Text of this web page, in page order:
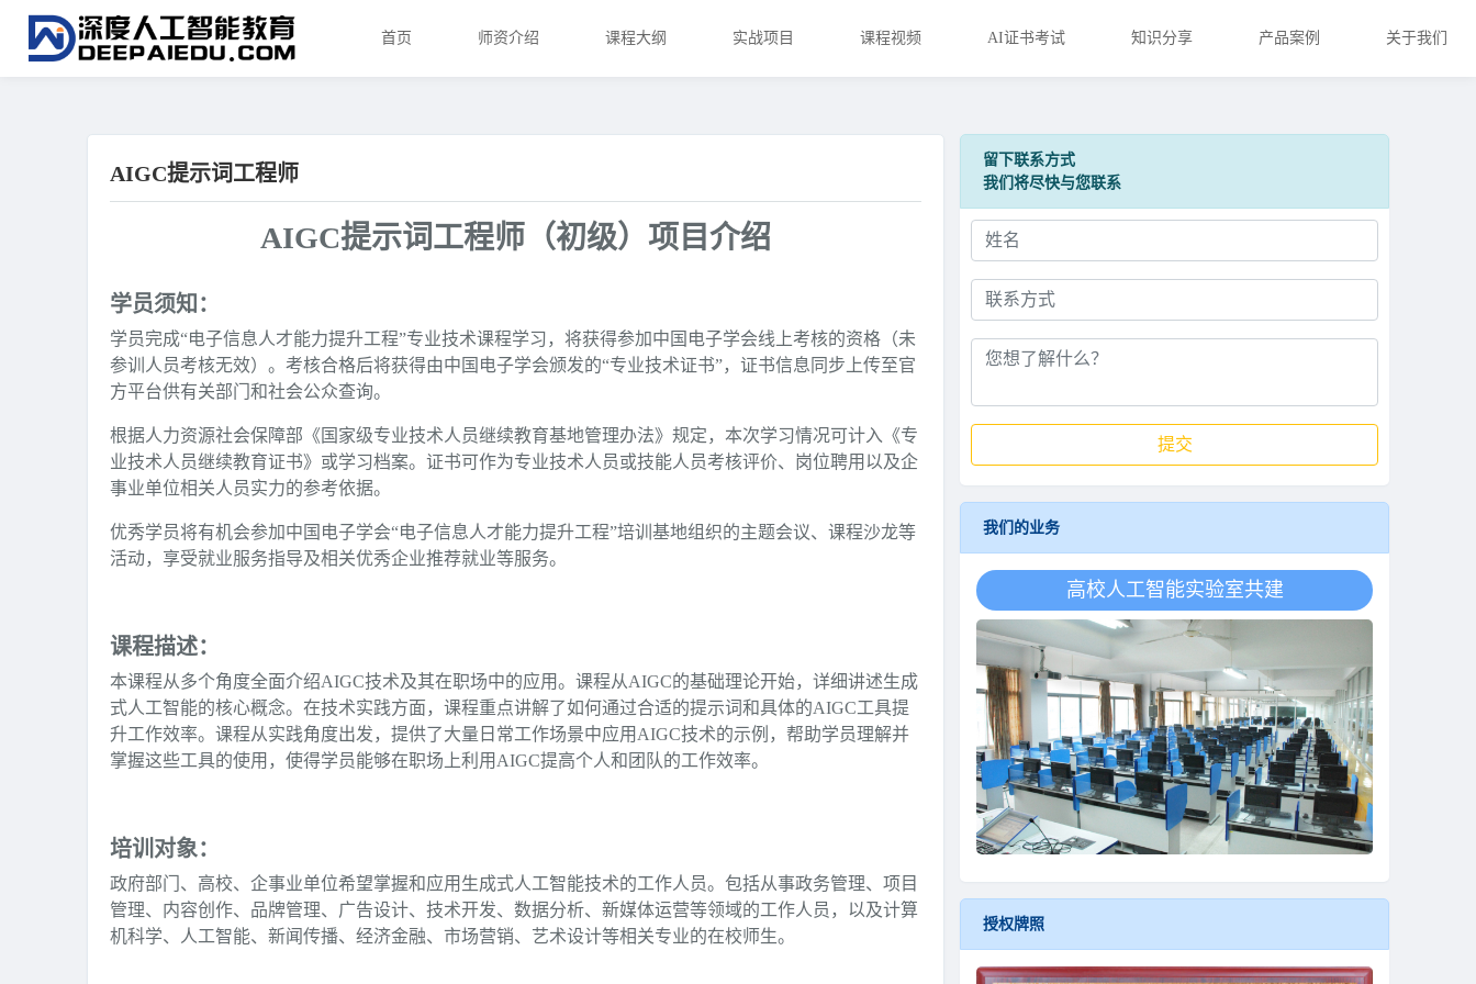
AIGC提示词工程师
AIGC提示词工程师（初级）项目介绍
学员须知：
学员完成“电子信息人才能力提升工程”专业技术课程学习，将获得参加中国电子学会线上考核的资格（未
参训人员考核无效）。考核合格后将获得由中国电子学会颁发的“专业技术证书”，证书信息同步上传至官
方平台供有关部门和社会公众查询。
根据人力资源社会保障部《国家级专业技术人员继续教育基地管理办法》规定，本次学习情况可计入《专
业技术人员继续教育证书》或学习档案。证书可作为专业技术人员或技能人员考核评价、岗位聘用以及企
事业单位相关人员实力的参考依据。
优秀学员将有机会参加中国电子学会“电子信息人才能力提升工程”培训基地组织的主题会议、课程沙龙等
活动，享受就业服务指导及相关优秀企业推荐就业等服务。
课程描述：
本课程从多个角度全面介绍AIGC技术及其在职场中的应用。课程从AIGC的基础理论开始，详细讲述生成
式人工智能的核心概念。在技术实践方面，课程重点讲解了如何通过合适的提示词和具体的AIGC工具提
升工作效率。课程从实践角度出发，提供了大量日常工作场景中应用AIGC技术的示例，帮助学员理解并
掌握这些工具的使用，使得学员能够在职场上利用AIGC提高个人和团队的工作效率。
培训对象：
政府部门、高校、企事业单位希望掌握和应用生成式人工智能技术的工作人员。包括从事政务管理、项目
管理、内容创作、品牌管理、广告设计、技术开发、数据分析、新媒体运营等领域的工作人员，以及计算
机科学、人工智能、新闻传播、经济金融、市场营销、艺术设计等相关专业的在校师生。
留下联系方式
我们将尽快与您联系
提交
我们的业务
高校人工智能学科共建
授权牌照
首页 师资介绍 课程大纲 实战项目 课程视频 AI证书考试 知识分享 产品案例 关于我们